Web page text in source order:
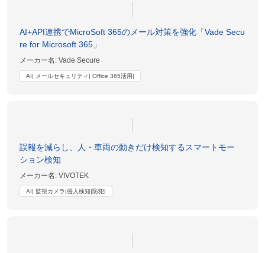
AI+API連携でMicroSoft 365のメール対策を強化「Vade Secu
re for Microsoft 365」
メーカー名:Vade Secure
AI| メールセキュリティ| Office 365活用|
誤報を減らし、人・車両の動きだけ検知するスマートモー
ション検知
メーカー名:VIVOTEK
AI| 監視カメラ|侵入検知|防犯|